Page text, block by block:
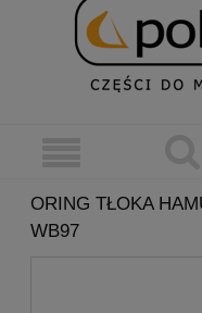
ORING TŁOKA
WB97